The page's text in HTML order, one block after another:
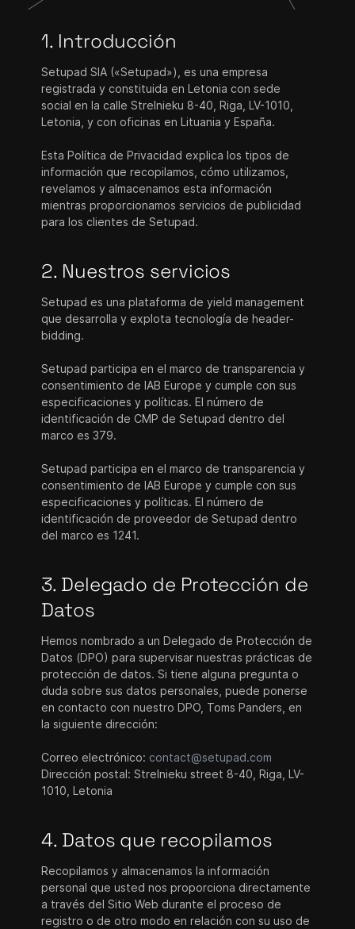
1. Introducción
Setupad SIA («Setupad»), es una empresa
registrada y constituida en Letonia con sede
social en la calle Strelnieku 8-40, Riga, LV-1010,
Letonia, y con oficinas en Lituania y España.
Esta Política de Privacidad explica los tipos de
información que recopilamos, cómo utilizamos,
revelamos y almacenamos esta información
mientras proporcionamos servicios de publicidad
para los clientes de Setupad.
2. Nuestros servicios
Setupad es una plataforma de yield management
que desarrolla y explota tecnología de header-
bidding.
Setupad participa en el marco de transparencia y
consentimiento de IAB Europe y cumple con sus
especificaciones y políticas. El número de
identificación de CMP de Setupad dentro del
marco es 379.
Setupad participa en el marco de transparencia y
consentimiento de IAB Europe y cumple con sus
especificaciones y políticas. El número de
identificación de proveedor de Setupad dentro
del marco es 1241.
3. Delegado de Protección de
Datos
Hemos nombrado a un Delegado de Protección de
Datos (DPO) para supervisar nuestras prácticas de
protección de datos. Si tiene alguna pregunta o
duda sobre sus datos personales, puede ponerse
en contacto con nuestro DPO, Toms Panders, en
la siguiente dirección:
Correo electrónico: contact@setupad.com
Dirección postal: Strelnieku street 8-40, Riga, LV-
1010, Letonia
4. Datos que recopilamos
Recopilamos y almacenamos la información
personal que usted nos proporciona directamente
a través del Sitio Web durante el proceso de
registro o de otro modo en relación con su uso de